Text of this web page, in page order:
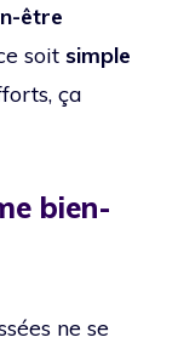
être
soit simple
ça
bien-
ne se